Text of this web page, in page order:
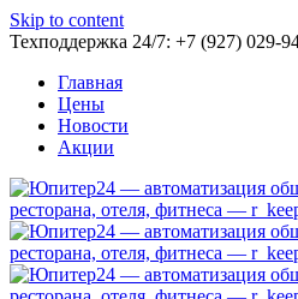
Skip to content
Техподдержка 24/7: +7 (927) 029-
Главная
Цены
Новости
Акции